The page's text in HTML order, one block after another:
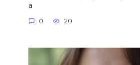
a
0 20